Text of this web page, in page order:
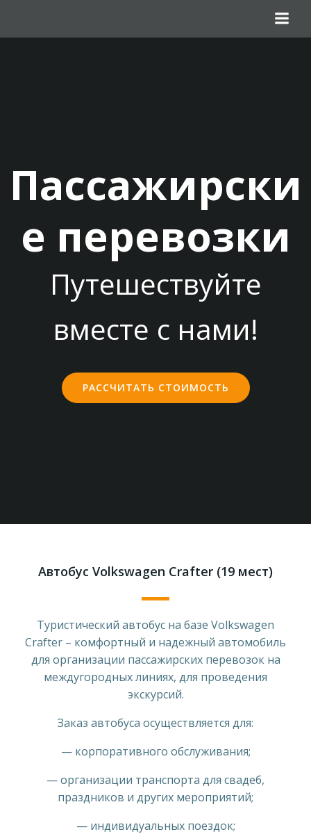
содержимому
Пассажирски
е перевозки
Путешествуйте
вместе с нами!
РАССЧИТАТЬ СТОИМОСТЬ
Автобус Volkswagen Crafter (19 мест)
Туристический автобус на базе Volkswagen
Crafter – комфортный и надежный автомобиль
для организации пассажирских перевозок на
междугородных линиях, для проведения
экскурсий.
Заказ автобуса осуществляется для:
— корпоративного обслуживания;
— организации транспорта для свадеб,
праздников и других мероприятий;
— индивидуальных поездок;